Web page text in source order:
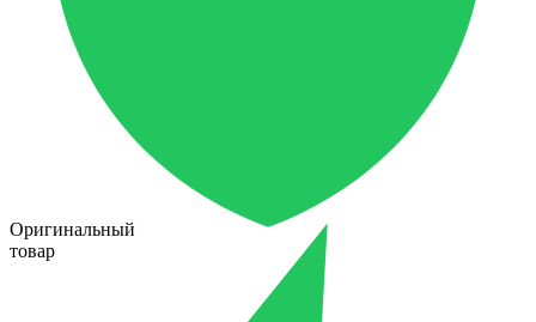
Оригинальный
товар